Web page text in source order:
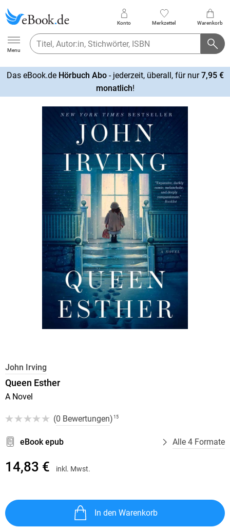
Ebook.de
Menu
Konto Merkzettel Warenkorb
Das eBook.de Hörbuch Abo- jederzeit, überall, für nur7,95 €
monatlich!
John Irving
Queen Esther
A Novel
(0 Bewertungen) 15
eBook epub Alle 4 Formate
14,83 € inkl. Mwst.
In den Warenkorb